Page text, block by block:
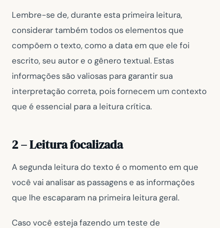
Lembre-se de, durante esta primeira leitura,
considerar também todos os elementos que
compõem o texto, como a data em que ele foi
escrito, seu autor e o gênero textual. Estas
informações são valiosas para garantir sua
interpretação correta, pois fornecem um contexto
que é essencial para a leitura crítica.
2 – Leitura focalizada
A segunda leitura do texto é o momento em que
você vai analisar as passagens e as informações
que lhe escaparam na primeira leitura geral.
Caso você esteja fazendo um teste de